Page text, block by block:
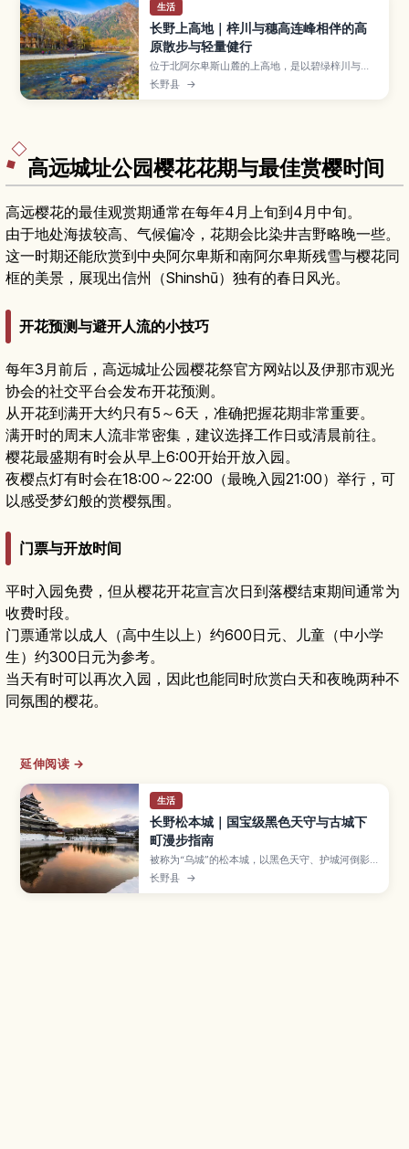
生活
长野上高地｜梓川与穗高连峰相伴的高
原散步与轻量健行
位于北阿尔卑斯山麓的上高地，是以碧绿梓川与穗
高连峰山景闻名的高原山岳景区。本文介绍河童
桥、大正池、明神池等经典景点的步行路线与难
长野县 →
高远城址公园樱花花期与最佳赏樱时间
高远樱花的最佳观赏期通常在每年4月上旬到4月中旬。
由于地处海拔较高、气候偏冷，花期会比染井吉野略晚一些。
这一时期还能欣赏到中央阿尔卑斯和南阿尔卑斯残雪与樱花同
框的美景，展现出信州（Shinshū）独有的春日风光。
开花预测与避开人流的小技巧
每年3月前后，高远城址公园樱花祭官方网站以及伊那市观光
协会的社交平台会发布开花预测。
从开花到满开大约只有5～6天，准确把握花期非常重要。
满开时的周末人流非常密集，建议选择工作日或清晨前往。
樱花最盛期有时会从早上6:00开始开放入园。
夜樱点灯有时会在18:00～22:00（最晚入园21:00）举行，可
以感受梦幻般的赏樱氛围。
门票与开放时间
平时入园免费，但从樱花开花宣言次日到落樱结束期间通常为
收费时段。
门票通常以成人（高中生以上）约600日元、儿童（中小学
生）约300日元为参考。
当天有时可以再次入园，因此也能同时欣赏白天和夜晚两种不
同氛围的樱花。
延伸阅读 →
生活
长野松本城｜国宝级黑色天守与古城下
町漫步指南
被称为“乌城”的松本城，以黑色天守、护城河倒影
与远处阿尔卑斯群山交织出的景致而闻名，是日本
的国宝城之一。本文介绍天守内部的参观重点与陡
长野县 →